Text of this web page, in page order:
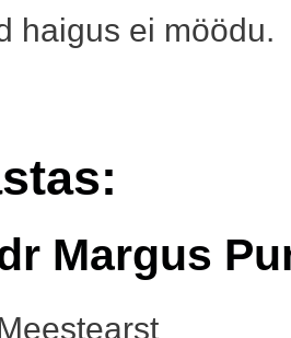
haigus ei möödu.
Margus